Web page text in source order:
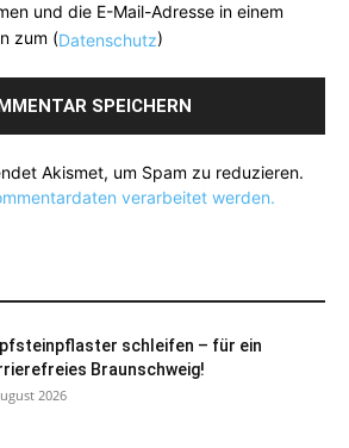
und die E-Mail-Adresse in einem
zum (Datenschutz)
Akismet, um Spam zu reduzieren.
verarbeitet werden.
schleifen – für ein
Braunschweig!
2026